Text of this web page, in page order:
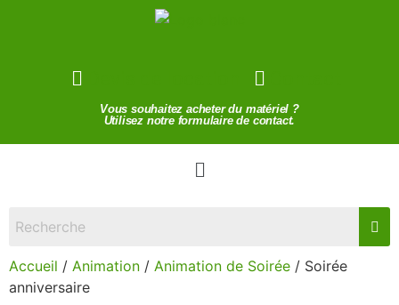
Vous souhaitez acheter du matériel ?
Utilisez notre formulaire de contact.
Accueil / Animation / Animation de Soirée / Soirée
anniversaire